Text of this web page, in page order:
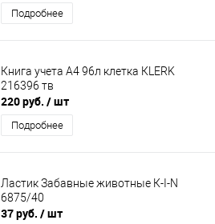
Подробнее
Книга учета А4 96л клетка КLERK
216396 тв
220 руб. / шт
Подробнее
Ластик Забавные животные К-I-N
6875/40
37 руб. / шт